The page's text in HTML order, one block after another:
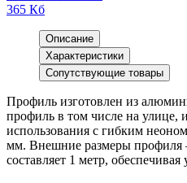
365 Кб
Описание
Характеристики
Сопутствующие товары
Профиль изготовлен из
профиль в том числе на улице,
использования с гибким
мм. Внешние размеры профиля
составляет 1 метр,